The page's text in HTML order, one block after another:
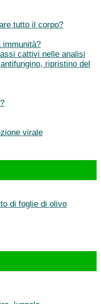
tutto il corpo?
immunità?
cattivi nelle analisi
ripristino del
virale
di foglie di olivo